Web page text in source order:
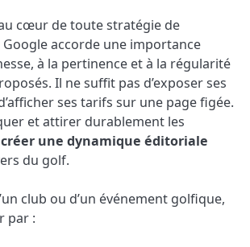
cœur de toute stratégie de
accorde une importance
à la pertinence et à la régularité
Il ne suffit pas d’exposer ses
ses tarifs sur une page figée.
et attirer durablement les
créer une dynamique éditoriale
du golf.
club ou d’un événement golfique,
par :